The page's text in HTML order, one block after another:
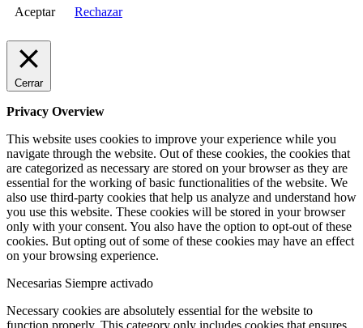
Aceptar Rechazar
Cerrar
Privacy Overview
This website uses cookies to improve your experience while you
navigate through the website. Out of these cookies, the cookies that
are categorized as necessary are stored on your browser as they are
essential for the working of basic functionalities of the website. We
also use third-party cookies that help us analyze and understand how
you use this website. These cookies will be stored in your browser
only with your consent. You also have the option to opt-out of these
cookies. But opting out of some of these cookies may have an effect
on your browsing experience.
Necesarias Siempre activado
Necessary cookies are absolutely essential for the website to
function properly. This category only includes cookies that ensures